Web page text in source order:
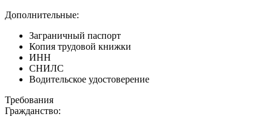
Дополнительные:
Заграничный паспорт
Копия трудовой книжки
ИНН
СНИЛС
Водительское удостоверение
Требования
Гражданство: